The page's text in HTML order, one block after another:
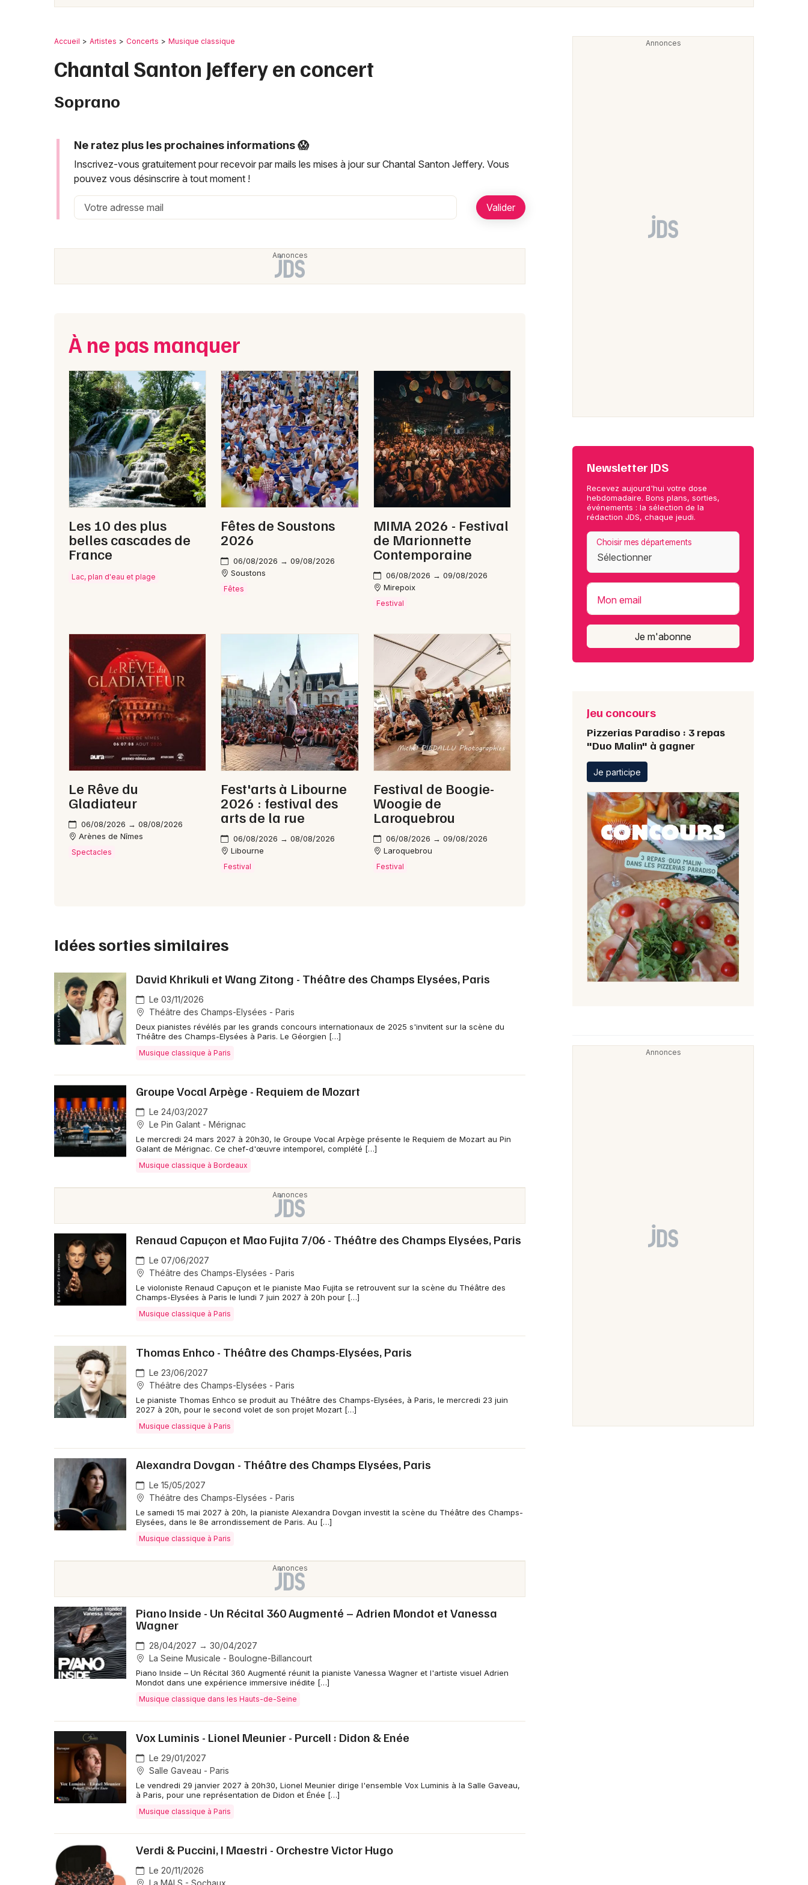
Newsletter des sorties
Choisir mes départements
Mon email
Je m'abonne
Mulhouse
Nice
Accueil Artistes Concerts Musique classique
Chantal Santon Jeffery en concert
Soprano
Ne ratez plus les prochaines informations 😱
Inscrivez-vous gratuitement pour recevoir par mails les mises à jour sur Chantal Santon Jeffery. Vous
pouvez vous désinscrire à tout moment !
À ne pas manquer
Les 10 des plus
belles cascades de
France
Lac, plan d'eau et plage
Fêtes de Soustons
2026
06/08/2026 → 09/08/2026
Soustons
Fêtes
MIMA 2026 - Festival
de Marionnette
Contemporaine
06/08/2026 → 09/08/2026
Mirepoix
Festival
Le Rêve du
Gladiateur
06/08/2026 → 08/08/2026
Arènes de Nîmes
Spectacles
Fest'arts à Libourne
2026 : festival des
arts de la rue
06/08/2026 → 08/08/2026
Libourne
Festival
Festival de Boogie-
Woogie de
Laroquebrou
06/08/2026 → 09/08/2026
Laroquebrou
Festival
Idées sorties similaires
David Khrikuli et Wang Zitong - Théâtre des Champs Elysées, Paris
Le 03/11/2026
Théâtre des Champs-Elysées - Paris
Deux pianistes révélés par les grands concours internationaux de 2025 s'invitent sur la scène du
Théâtre des Champs-Elysées à Paris. Le Géorgien […]
Musique classique à Paris
Groupe Vocal Arpège - Requiem de Mozart
Le 24/03/2027
Le Pin Galant - Mérignac
Le mercredi 24 mars 2027 à 20h30, le Groupe Vocal Arpège présente le Requiem de Mozart au Pin
Galant de Mérignac. Ce chef-d'œuvre intemporel, complété […]
Musique classique à Bordeaux
Renaud Capuçon et Mao Fujita 7/06 - Théâtre des Champs Elysées, Paris
Le 07/06/2027
Théâtre des Champs-Elysées - Paris
Le violoniste Renaud Capuçon et le pianiste Mao Fujita se retrouvent sur la scène du Théâtre des
Champs-Elysées à Paris le lundi 7 juin 2027 à 20h pour […]
Musique classique à Paris
Thomas Enhco - Théâtre des Champs-Elysées, Paris
Le 23/06/2027
Théâtre des Champs-Elysées - Paris
Le pianiste Thomas Enhco se produit au Théâtre des Champs-Elysées, à Paris, le mercredi 23 juin
2027 à 20h, pour le second volet de son projet Mozart […]
Musique classique à Paris
Alexandra Dovgan - Théâtre des Champs Elysées, Paris
Le 15/05/2027
Théâtre des Champs-Elysées - Paris
Le samedi 15 mai 2027 à 20h, la pianiste Alexandra Dovgan investit la scène du Théâtre des Champs-
Elysées, dans le 8e arrondissement de Paris. Au […]
Musique classique à Paris
Piano Inside - Un Récital 360 Augmenté – Adrien Mondot et Vanessa
Wagner
28/04/2027 → 30/04/2027
La Seine Musicale - Boulogne-Billancourt
Piano Inside – Un Récital 360 Augmenté réunit la pianiste Vanessa Wagner et l'artiste visuel Adrien
Mondot dans une expérience immersive inédite […]
Musique classique dans les Hauts-de-Seine
Vox Luminis - Lionel Meunier - Purcell : Didon & Enée
Le 29/01/2027
Salle Gaveau - Paris
Le vendredi 29 janvier 2027 à 20h30, Lionel Meunier dirige l'ensemble Vox Luminis à la Salle Gaveau,
à Paris, pour une représentation de Didon et Énée […]
Musique classique à Paris
Verdi & Puccini, I Maestri - Orchestre Victor Hugo
Le 20/11/2026
Newsletter JDS
Recevez aujourd'hui votre dose
hebdomadaire. Bons plans, sorties,
événements : la sélection de la
rédaction JDS, chaque jeudi.
Choisir mes départements
Mon email
Je m'abonne
Jeu concours
Pizzerias Paradiso : 3 repas
"Duo Malin" à gagner
Je participe